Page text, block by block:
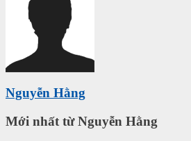
Nguyễn Hằng
Mới nhất từ Nguyễn Hằng